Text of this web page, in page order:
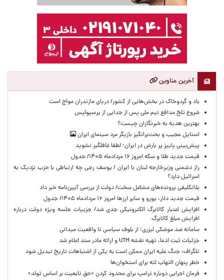
آخرین عناوین
باد و گردوخاک در بخش‌هایی از کشور/ دریای مازندران مواج است
شروع تلخ مدافع تیم ملی پس از جدایی از پرسپولیس
بهترین هدیه به خبرنگاران چیست؟
استایل عجیب و بحث‌برانگیز بازیگر مرد سینمای ایران
پیش‌بینی پاییز پر بارش در ایران؛ لطفا غافلگیر نشوید
قیمت جدید طلا و سکه امروز ۱۶ مردادماه ۱۴۰۵/ جدول
راز دشمنی وزیرخارجه لبنان با ایران / یوسف رجی چه ارتباطی با حزب نزدیک به
اسرائیل دارد؟
بلاتکلیفی پرونده‌های مشاغل سخت/ دولت از بررسی آیین‌نامه خبر داد
قیمت جدید دلار، یورو و سایر ارزها امروز ۱۶ مردادماه ۱۴۰۵/ جدول
افزایش اعتبار کالابرگ الکترونیکی جدی شد/ جزییات جلسه ویژه دولت درباره
افزایش مبلغ کالابرگ
سامانه ضد موشکی لیزری؛ از بلوف سیاسی تا واقعیت میدانی
جزئیات ثبت ادعا، تهیه نقشه UTM و ارائه مادر سند اعلام شد
تلگراف: جنگ علیه ایران ممکن است به یکی از اشتباهات تاریخ تبدیل شود
خطر پنهان التهاب لثه برای استخوان‌ها
فرمان اجرایی دوباره ترامپ برای محدود کردن «حق تابعیت بر اساس تولد»